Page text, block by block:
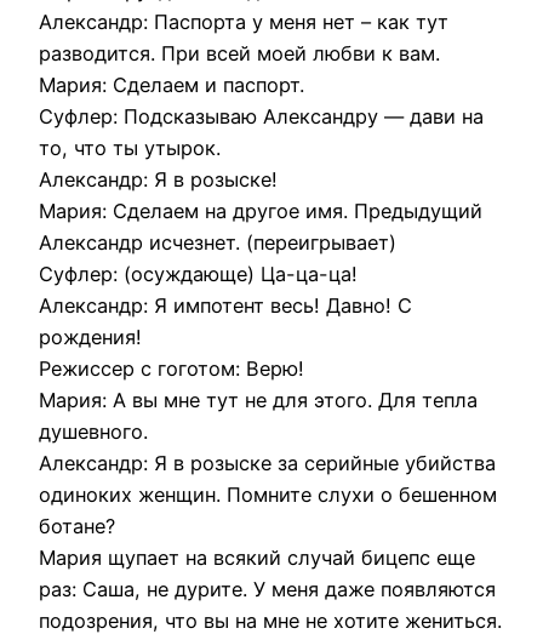
Александр: Паспорта у меня нет – как тут
разводится. При всей моей любви к вам.
Мария: Сделаем и паспорт.
Суфлер: Подсказываю Александру — дави на
то, что ты утырок.
Александр: Я в розыске!
Мария: Сделаем на другое имя. Предыдущий
Александр исчезнет. (переигрывает)
Суфлер: (осуждающе) Ца-ца-ца!
Александр: Я импотент весь! Давно! С
рождения!
Режиссер с гоготом: Верю!
Мария: А вы мне тут не для этого. Для тепла
душевного.
Александр: Я в розыске за серийные убийства
одиноких женщин. Помните слухи о бешенном
ботане?
Мария щупает на всякий случай бицепс еще
раз: Саша, не дурите. У меня даже появляются
подозрения, что вы на мне не хотите жениться.